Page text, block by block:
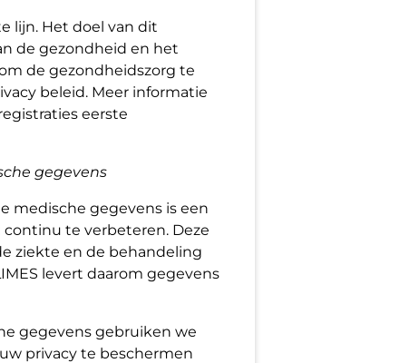
lijn. Het doel van dit
de gezondheid en het
de gezondheidszorg te
beleid. Meer informatie
eerste
gegevens
medische gegevens is een
te verbeteren. Deze
ziekte en de behandeling
levert daarom gegevens
gegevens gebruiken we
privacy te beschermen